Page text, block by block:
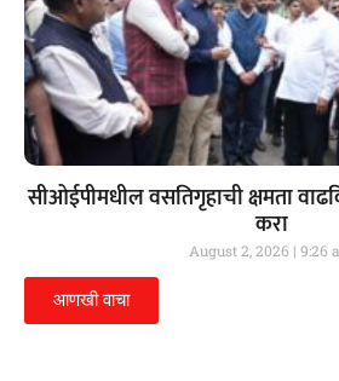
सीओईपीमधील वसतिगृहाची क्षमता
करा
August 2, 2026 9:26
आणखी वाचा